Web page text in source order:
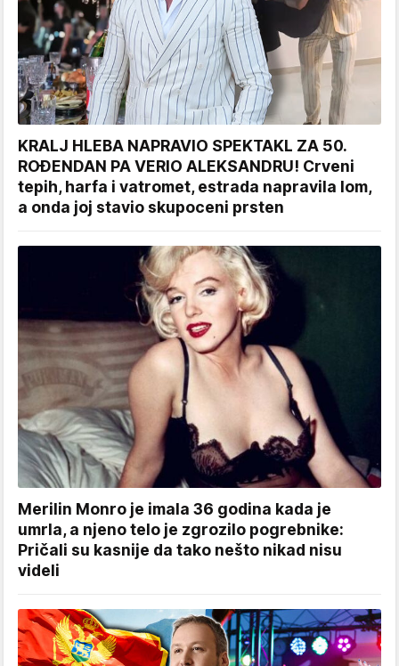
KRALJ HLEBA NAPRAVIO SPEKTAKL ZA 50.
ROĐENDAN PA VERIO ALEKSANDRU! Crveni
tepih, harfa i vatromet, estrada napravila lom,
a onda joj stavio skupoceni prsten
Merilin Monro je imala 36 godina kada je
umrla, a njeno telo je zgrozilo pogrebnike:
Pričali su kasnije da tako nešto nikad nisu
videli